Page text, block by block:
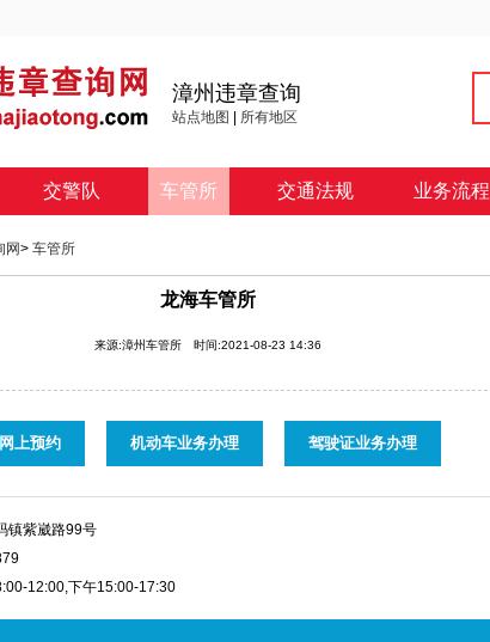
漳州违章查询
站点地图 所有地区
交警队 车管所 交通法规 业务流程
网> 车管所
龙海车管所
来源:漳州车管所 时间:2021-08-23 14:36
网上预约 机动车业务办理 驾驶证业务办理
镇紫崴路99号
12:00,下午15:00-17:30